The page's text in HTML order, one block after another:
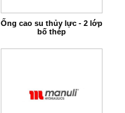
Ống cao su thủy lực - 2 lớp
bố thép